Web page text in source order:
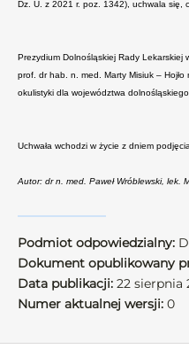
Dz. U. z 2021 r. poz. 1342), uchwala się,
Prezydium Dolnośląskiej Rady Lekarskiej
prof. dr hab. n. med. Marty Misiuk –
okulistyki dla województwa dolnośląskiego.
Uchwała wchodzi w życie z dniem podjęcia.
Autor: dr n. med. Paweł Wróblewski, lek.
Podmiot odpowiedzialny:
Dokument opublikowany
Data publikacji: 22 sierpnia
Numer aktualnej wersji: 0